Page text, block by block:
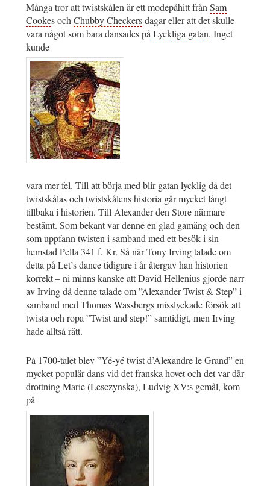
Många tror att twistskålen är ett modepåhitt från Sam
Cookes och Chubby Checkersdagar eller att det skulle
vara något som bara dansades på Lyckliga gatan. Inget
kunde
vara mer fel. Till att börja med blir gatan lycklig då det
twistskålas och twistskålens historia går mycket långt
tillbaka i historien. Till Alexander den Store närmare
bestämt. Som bekant var denne en glad gamäng och den
som uppfann twisten i samband med ett besök i sin
hemstad Pella 341 f. Kr. Så när Tony Irving talade om
detta på Let’s dance tidigare i år återgav han historien
korrekt – ni minns kanske att David Hellenius gjorde narr
av Irving då denne talade om ”Alexander Twist & Step” i
samband med Thomas Wassbergs misslyckade försök att
twista och ropa ”Twist and step!” samtidigt, men Irving
hade alltså rätt.
På 1700-talet blev ”Yé-yé twist d’Alexandre le Grand” en
mycket populär dans vid det franska hovet och det var där
drottning Marie (Lesczynska), Ludvig XV:s gemål, kom
på